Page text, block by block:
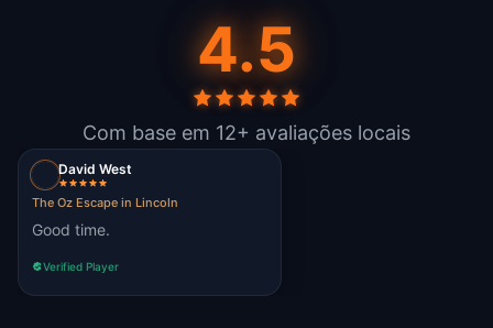
4.5
Com base em 12+ avaliações locais
David West
The Oz Escape in Lincoln
Good time.
Verified Player